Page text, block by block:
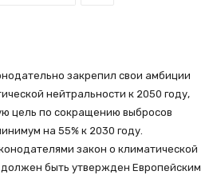
закрепил свои амбиции
нейтральности к 2050 году,
цель по сокращению выбросов
на 55% к 2030 году.
закон о климатической
быть утвержден Европейским